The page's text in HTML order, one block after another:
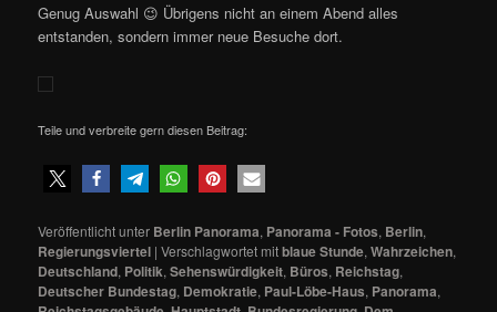
Genug Auswahl 😉 Übrigens nicht an einem Abend alles
entstanden, sondern immer neue Besuche dort.
Teile und verbreite gern diesen Beitrag:
Veröffentlicht unter Berlin Panorama, Panorama - Fotos, Berlin,
Regierungsviertel |Verschlagwortet mitblaue Stunde,Wahrzeichen,
Deutschland, Politik,Sehenswürdigkeit, Büros, Reichstag,
Deutscher Bundestag, Demokratie, Paul-Löbe-Haus, Panorama,